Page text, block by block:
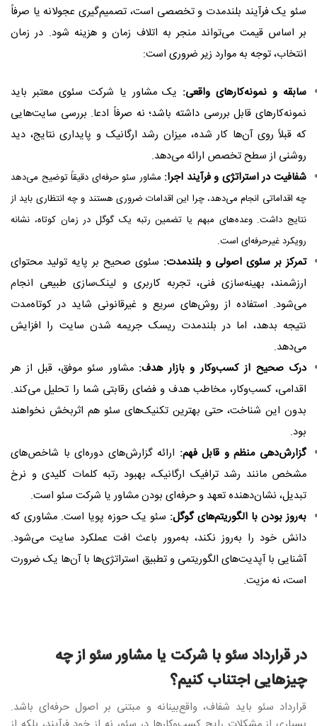
سئو یک فرآیند بلندمدت و تخصصی است، تصمیم‌گیری عجولانه یا صرفاً
بر اساس قیمت می‌تواند منجر به اتلاف زمان و هزینه شود. در زمان
انتخاب، توجه به موارد زیر ضروری است:
سابقه و نمونه‌کارهای واقعی: یک مشاور یا شرکت سئوی معتبر باید
نمونه‌کارهای قابل بررسی داشته باشد؛ نه صرفاً ادعا. بررسی سایت‌هایی
که قبلاً روی آن‌ها کار شده، میزان رشد ارگانیک و پایداری نتایج، دید
روشنی از سطح تخصص ارائه می‌دهد.
شفافیت در استراتژی و فرآیند اجرا: مشاور سئو حرفه‌ای دقیقاً توضیح می‌دهد
چه اقداماتی انجام می‌دهد، چرا این اقدامات ضروری هستند و چه انتظاری باید از
نتایج داشت. وعده‌های مبهم یا تضمین رتبه یک گوگل در زمان کوتاه، نشانه
رویکرد غیرحرفه‌ای است.
تمرکز بر سئوی اصولی و بلندمدت: سئوی صحیح بر پایه تولید محتوای
ارزشمند، بهینه‌سازی فنی، تجربه کاربری و لینک‌سازی طبیعی انجام
می‌شود. استفاده از روش‌های سریع و غیرقانونی شاید در کوتاه‌مدت
نتیجه بدهد، اما در بلندمدت ریسک جریمه شدن سایت را افزایش
می‌دهد.
درک صحیح از کسب‌وکار و بازار هدف: مشاور سئو موفق، قبل از هر
اقدامی، کسب‌وکار، مخاطب هدف و فضای رقابتی شما را تحلیل می‌کند.
بدون این شناخت، حتی بهترین تکنیک‌های سئو هم اثربخش نخواهند
بود.
گزارش‌دهی منظم و قابل فهم: ارائه گزارش‌های دوره‌ای با شاخص‌های
مشخص مانند رشد ترافیک ارگانیک، بهبود رتبه کلمات کلیدی و نرخ
تبدیل، نشان‌دهنده تعهد و حرفه‌ای بودن مشاور یا شرکت سئو است.
به‌روز بودن با الگوریتم‌های گوگل: سئو یک حوزه پویا است. مشاوری که
دانش خود را به‌روز نکند، به‌مرور باعث افت عملکرد سایت می‌شود.
آشنایی با آپدیت‌های الگوریتمی و تطبیق استراتژی‌ها با آن‌ها یک ضرورت
است، نه مزیت.
در قرارداد سئو با شرکت یا مشاور سئو از چه
چیزهایی اجتناب کنیم؟
قرارداد سئو باید شفاف، واقع‌بینانه و مبتنی بر اصول حرفه‌ای باشد.